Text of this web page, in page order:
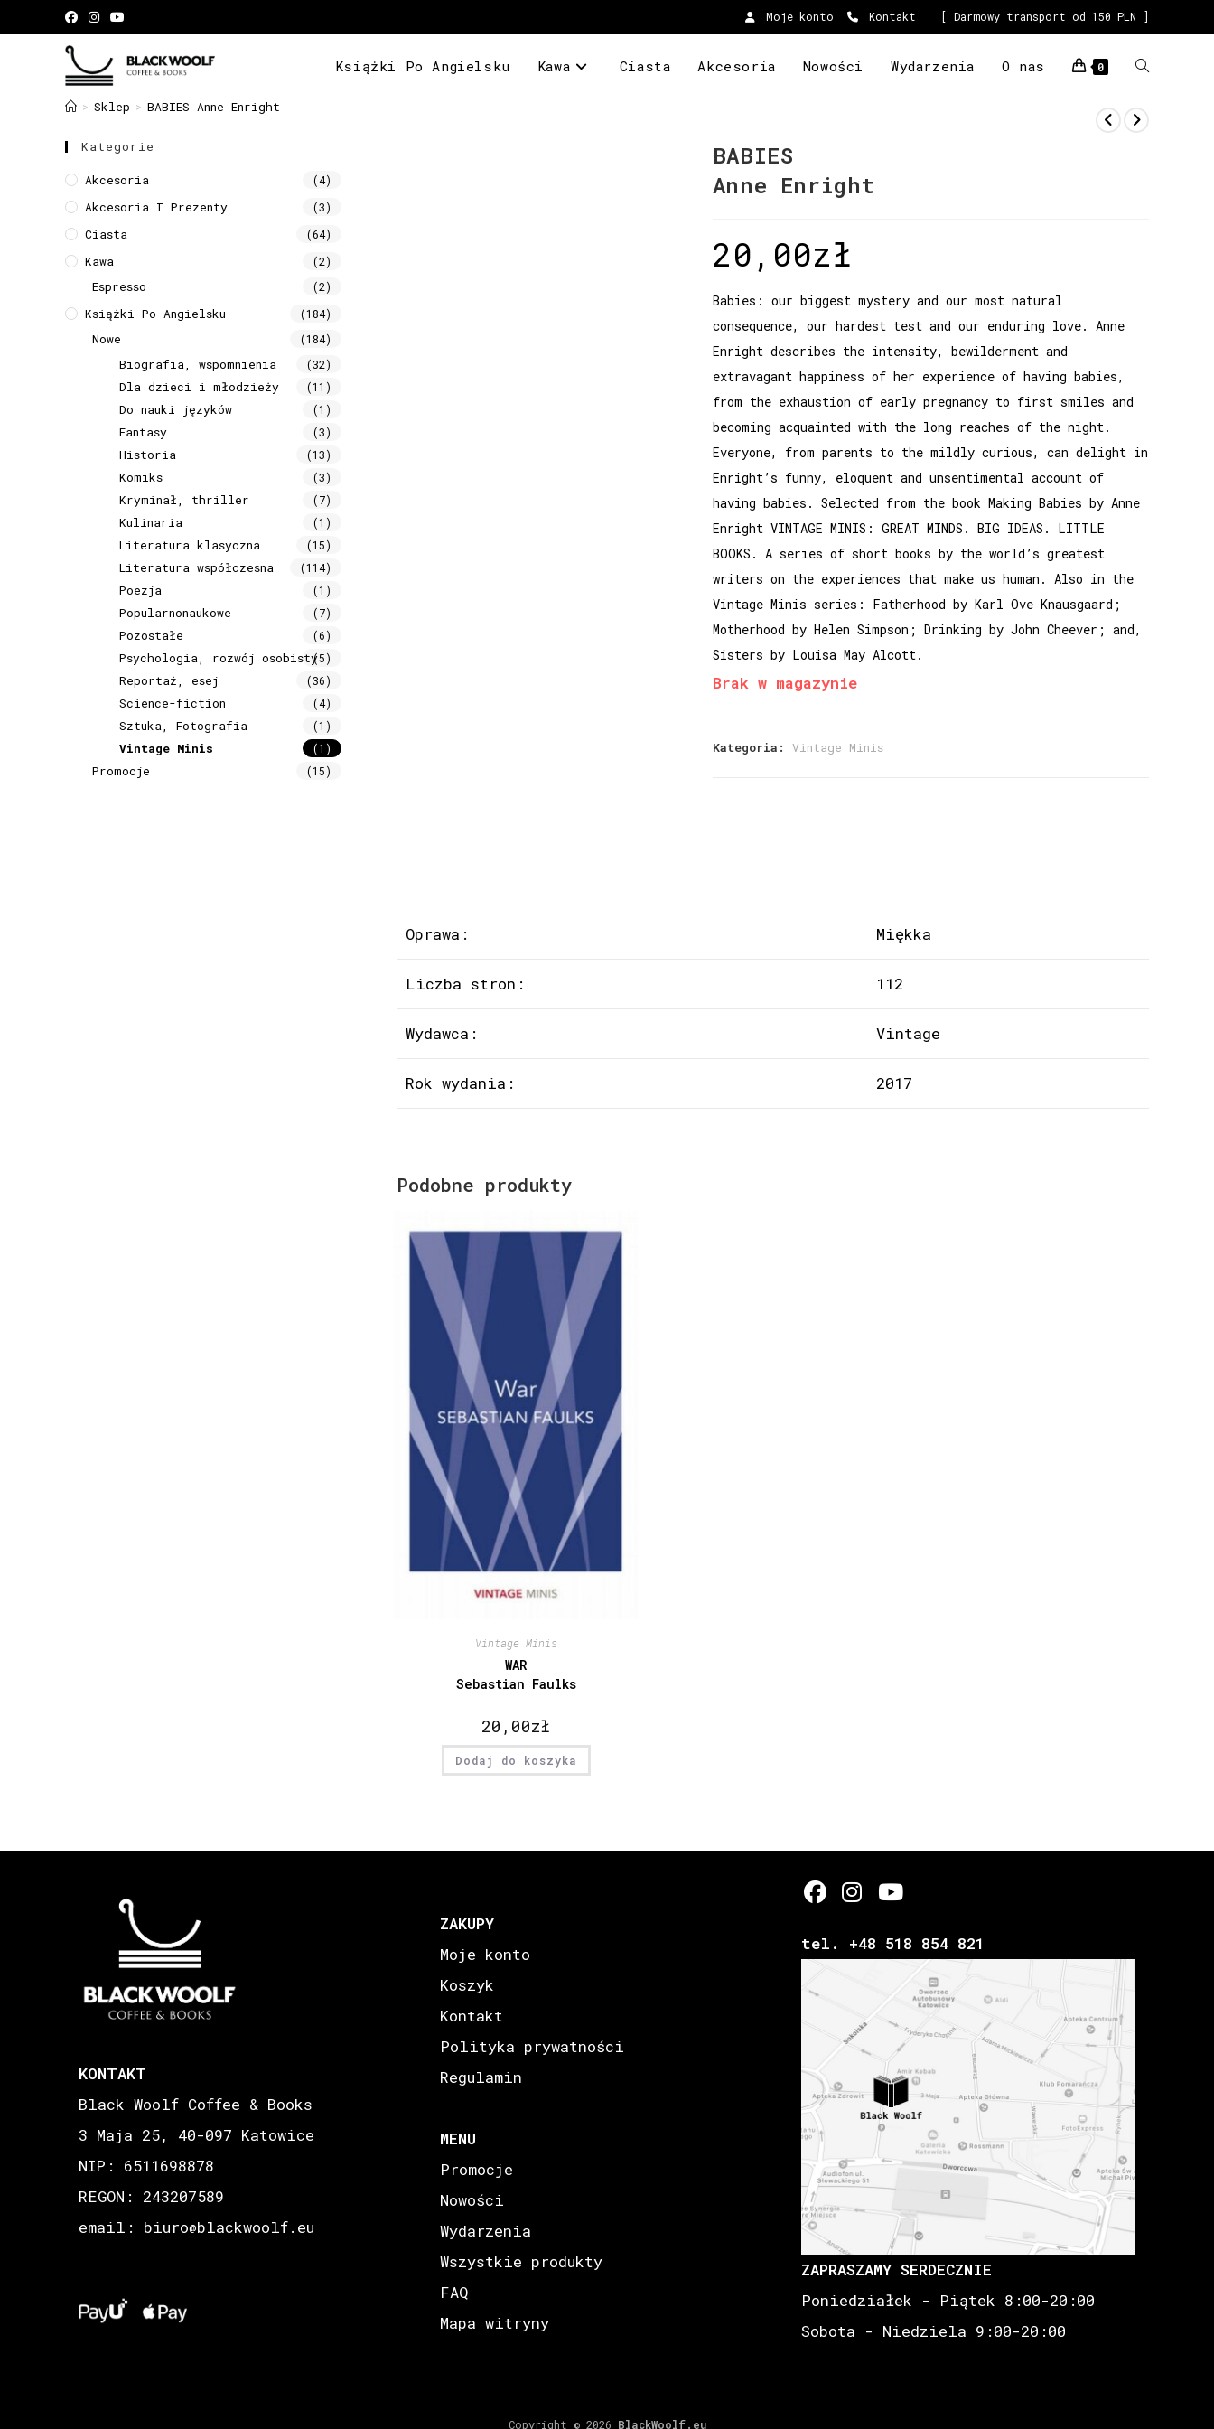
Moje konto Kontakt [ Darmowy transport od 150 PLN ]
Książki Po Angielsku Kawa Ciasta Akcesoria Nowości Wydarzenia O nas 0
> Sklep > BABIES Anne Enright
BABIES
Anne Enright
20,00zł
Babies: our biggest mystery and our most natural
consequence, our hardest test and our enduring love. Anne
Enright describes the intensity, bewilderment and
extravagant happiness of her experience of having babies,
from the exhaustion of early pregnancy to first smiles and
becoming acquainted with the long reaches of the night.
Everyone, from parents to the mildly curious, can delight in
Enright’s funny, eloquent and unsentimental account of
having babies. Selected from the book Making Babies by Anne
Enright VINTAGE MINIS: GREAT MINDS. BIG IDEAS. LITTLE
BOOKS. A series of short books by the world’s greatest
writers on the experiences that make us human. Also in the
Vintage Minis series: Fatherhood by Karl Ove Knausgaard;
Motherhood by Helen Simpson; Drinking by John Cheever; and,
Sisters by Louisa May Alcott.
Brak w magazynie
Kategoria: Vintage Minis
Oprawa: Miękka
Liczba stron: 112
Wydawca: Vintage
Rok wydania: 2017
Podobne produkty
Vintage Minis
WAR
Sebastian Faulks
20,00zł
Dodaj do koszyka
Kategorie
Akcesoria (4)
Akcesoria I Prezenty (3)
Ciasta (64)
Kawa (2)
Espresso (2)
Książki Po Angielsku (184)
Nowe (184)
Biografia, wspomnienia (32)
Dla dzieci i młodzieży (11)
Do nauki języków (1)
Fantasy (3)
Historia (13)
Komiks (3)
Kryminał, thriller (7)
Kulinaria (1)
Literatura klasyczna (15)
Literatura współczesna (114)
Poezja (1)
Popularnonaukowe (7)
Pozostałe (6)
Psychologia, rozwój osobisty(5)
Reportaż, esej (36)
Science-fiction (4)
Sztuka, Fotografia (1)
Vintage Minis (1)
Promocje (15)
KONTAKT
Black Woolf Coffee & Books
3 Maja 25, 40-097 Katowice
NIP: 6511698878
REGON: 243207589
email: biuro@blackwoolf.eu
ZAKUPY
Moje konto
Koszyk
Kontakt
Polityka prywatności
Regulamin
MENU
Promocje
Nowości
Wydarzenia
Wszystkie produkty
FAQ
Mapa witryny
tel. +48 518 854 821
ZAPRASZAMY SERDECZNIE
Poniedziałek - Piątek 8:00-20:00
Sobota - Niedziela 9:00-20:00
Copyright © 2026 BlackWoolf.eu